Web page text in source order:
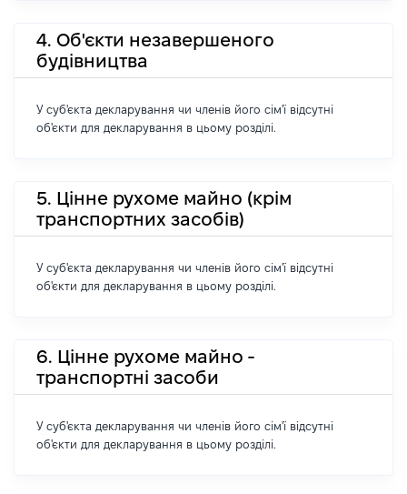
4. Об'єкти незавершеного
будівництва
У суб'єкта декларування чи членів його сім'ї відсутні
об'єкти для декларування в цьому розділі.
5. Цінне рухоме майно (крім
транспортних засобів)
У суб'єкта декларування чи членів його сім'ї відсутні
об'єкти для декларування в цьому розділі.
6. Цінне рухоме майно -
транспортні засоби
У суб'єкта декларування чи членів його сім'ї відсутні
об'єкти для декларування в цьому розділі.